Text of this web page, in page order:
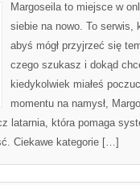
Margoseila to miejsce w
siebie na nowo. To serwis,
abyś mógł przyjrzeć się
czego szukasz i dokąd
kiedykolwiek miałeś
momentu na namysł,
latarnia, która pomaga
Ciekawe kategorie […]